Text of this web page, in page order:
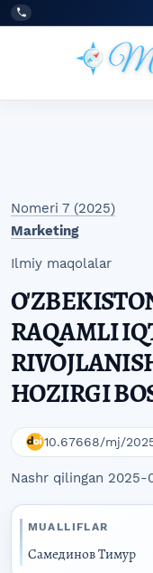
Skip to main
Skip to main content
Skip to site footer
Tel:
+998977838464
Nomeri 7 (2025)
Marketing
Ilmiy maqolalar
RAQAMLI
HOZIRGI
10.67668/mj/
Nashr qilingan 2025-
MUALLIFLAR
Самединов Тимур